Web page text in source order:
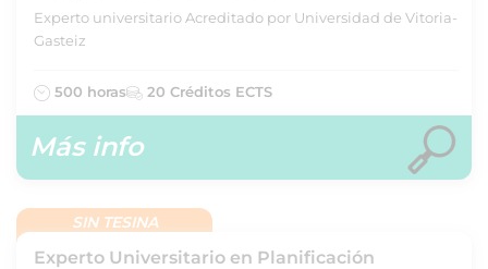
Experto universitario Acreditado por Universidad de Vitoria-
Gasteiz
500 horas 20 Créditos ECTS
Más info
SIN TESINA
Experto Universitario en Planificación